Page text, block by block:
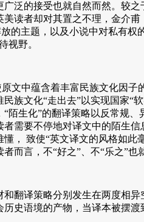
泛的接受也就自然而然。较
读者却对其置之不理，金介
的主题，以及小说中对私有
视野。
中蕴含着丰富民族文化因子
族文化“走出去”以实现国家“
生化”的翻译策略以反常规
需要不停地对译文中的陌生
， 致使“英文译文的风格如
而言，不“好之”、不“乐之”也
译策略分别发生在两度相
史语境的产物，当译本被摆